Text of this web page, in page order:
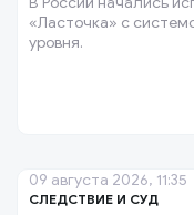
«Ласточка» с
уровня.
СЛЕДСТВИЕ И СУД
09 августа 2026, 11:35